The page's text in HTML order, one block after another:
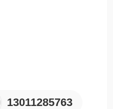
13011285763